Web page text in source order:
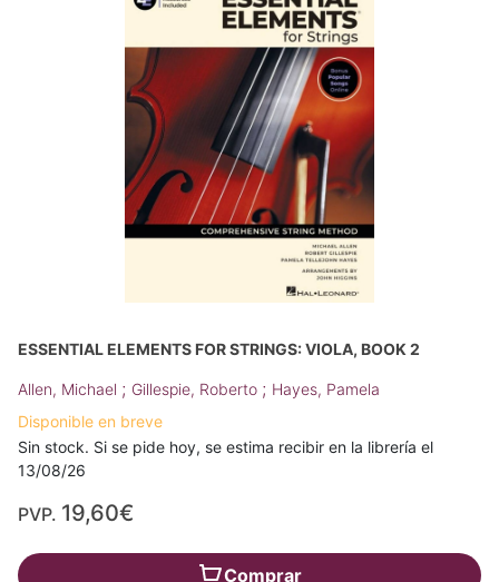
ESSENTIAL ELEMENTS FOR STRINGS: VIOLA, BOOK 2
Allen, Michael ; Gillespie, Roberto ; Hayes, Pamela
Disponible en breve
Sin stock. Si se pide hoy, se estima recibir en la librería el
13/08/26
PVP. 19,60€
Comprar